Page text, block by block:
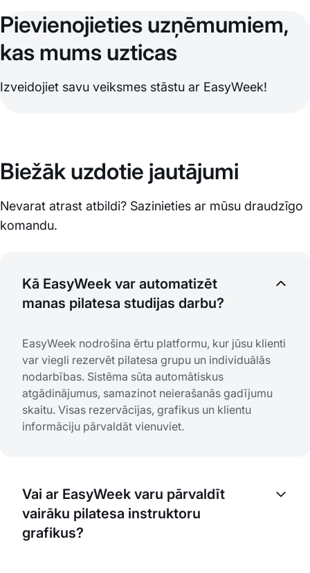
Pievienojieties uzņēmumiem,
kas mums uzticas
Izveidojiet savu veiksmes stāstu ar EasyWeek!
Biežāk uzdotie jautājumi
Nevarat atrast atbildi? Sazinieties ar mūsu draudzīgo
komandu.
Kā EasyWeek var automatizēt
manas pilatesa studijas darbu?
EasyWeek nodrošina ērtu platformu, kur jūsu klienti
var viegli rezervēt pilatesa grupu un individuālās
nodarbības. Sistēma sūta automātiskus
atgādinājumus, samazinot neierašanās gadījumu
skaitu. Visas rezervācijas, grafikus un klientu
informāciju pārvaldāt vienuviet.
Vai ar EasyWeek varu pārvaldīt
vairāku pilatesa instruktoru
grafikus?